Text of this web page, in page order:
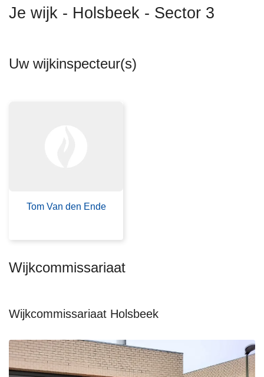
Je wijk - Holsbeek - Sector 3
Uw wijkinspecteur(s)
Tom Van den Ende
Wijkcommissariaat
Wijkcommissariaat Holsbeek